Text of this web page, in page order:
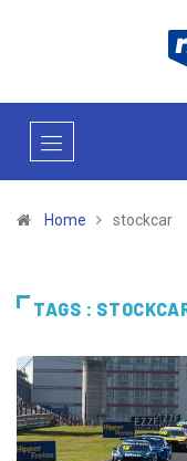
Home stockcar
TAGS :